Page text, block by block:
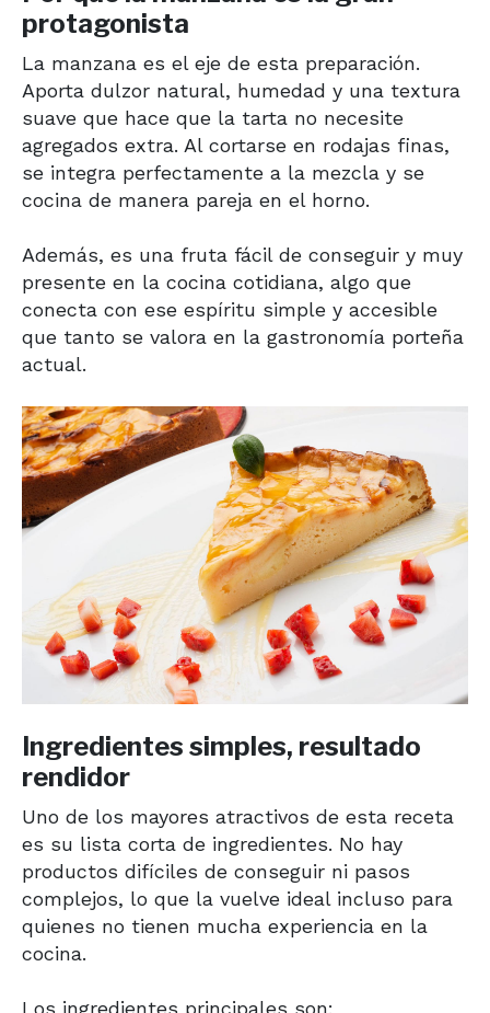
protagonista
La manzana es el eje de esta preparación.
Aporta dulzor natural, humedad y una textura
suave que hace que la tarta no necesite
agregados extra. Al cortarse en rodajas finas,
se integra perfectamente a la mezcla y se
cocina de manera pareja en el horno.
Además, es una fruta fácil de conseguir y muy
presente en la cocina cotidiana, algo que
conecta con ese espíritu simple y accesible
que tanto se valora en la gastronomía porteña
actual.
Ingredientes simples, resultado
rendidor
Uno de los mayores atractivos de esta receta
es su lista corta de ingredientes. No hay
productos difíciles de conseguir ni pasos
complejos, lo que la vuelve ideal incluso para
quienes no tienen mucha experiencia en la
cocina.
Los ingredientes principales son: